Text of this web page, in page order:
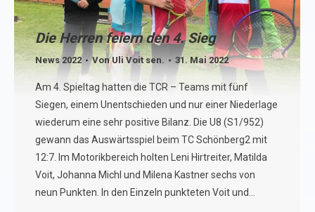
Die Herren feiern den 4. Sieg
News 2022 VonUli Voit sen. 31. Mai 2022
Am 4. Spieltag hatten die TCR – Teams mit fünf
Siegen, einem Unentschieden und nur einer Niederlage
wiederum eine sehr positive Bilanz. Die U8 (S1/952)
gewann das Auswärtsspiel beim TC Schönberg2 mit
12:7. Im Motorikbereich holten Leni Hirtreiter, Matilda
Voit, Johanna Michl und Milena Kastner sechs von
neun Punkten. In den Einzeln punkteten Voit und…